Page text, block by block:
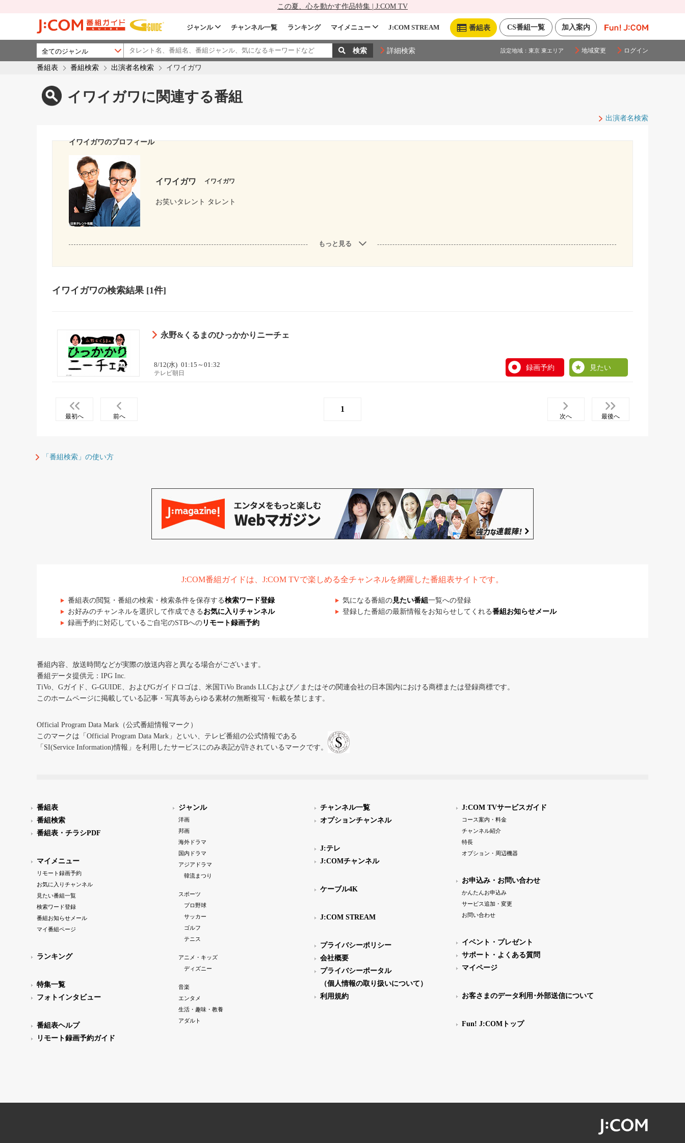
この夏、心を動かす作品特集 | J:COM TV
加入案内
CS番組一覧
番組表
ジャンル チャンネル一覧 ランキング マイメニュー J:COM STREAM
詳細検索 設定地域： 東京 東エリア 地域変更 ログイン
番組表 番組検索 出演者名検索 イワイガワ
イワイガワに関連する番組
出演者名検索
イワイガワのプロフィール
イワイガワ イワイガワ
お笑いタレント タレント
もっと見る
イワイガワの検索結果 [1件]
永野&くるまのひっかかりニーチェ
8/12(水) 01:15～01:32
テレビ朝日
録画予約 見たい
最初へ 前へ
1
次へ 最後へ
「番組検索」の使い方
J:COM番組ガイドは、J:COM TVで楽しめる全チャンネルを網羅した番組表サイトです。
番組表の閲覧・番組の検索・検索条件を保存する検索ワード登録 気になる番組の見たい番組 一覧への登録
お好みのチャンネルを選択して作成できる お気に入りチャンネル 登録した番組の最新情報をお知らせしてくれる番組お知らせメール
録画予約に対応しているご自宅のSTBへの リモート録画予約
番組内容、放送時間などが実際の放送内容と異なる場合がございます。
番組データ提供元：IPG Inc.
TiVo、Gガイド、G-GUIDE、およびGガイドロゴは、米国TiVo Brands LLCおよび／またはその関連会社の日本国内における商標または登録商標です。
このホームページに掲載している記事・写真等あらゆる素材の無断複写・転載を禁じます。
Official Program Data Mark（公式番組情報マーク）
このマークは「Official Program Data Mark」といい、テレビ番組の公式情報である
「SI(Service Information)情報」を利用したサービスにのみ表記が許されているマークです。
番組表
番組検索
番組表・チラシPDF
マイメニュー
リモート録画予約
お気に入りチャンネル
見たい番組一覧
検索ワード登録
番組お知らせメール
マイ番組ページ
ランキング
特集一覧
フォトインタビュー
番組表ヘルプ
リモート録画予約ガイド
ジャンル
洋画
邦画
海外ドラマ
国内ドラマ
アジアドラマ
韓流まつり
スポーツ
プロ野球
サッカー
ゴルフ
テニス
アニメ・キッズ
ディズニー
音楽
エンタメ
生活・趣味・教養
アダルト
チャンネル一覧
オプションチャンネル
J:テレ
J:COMチャンネル
ケーブル4K
J:COM STREAM
プライバシーポリシー
会社概要
プライバシーポータル
（個人情報の取り扱いについて）
利用規約
J:COM TVサービスガイド
コース案内・料金
チャンネル紹介
特長
オプション・周辺機器
お申込み・お問い合わせ
かんたんお申込み
サービス追加・変更
お問い合わせ
イベント・プレゼント
サポート・よくある質問
マイページ
お客さまのデータ利用･外部送信について
Fun! J:COMトップ